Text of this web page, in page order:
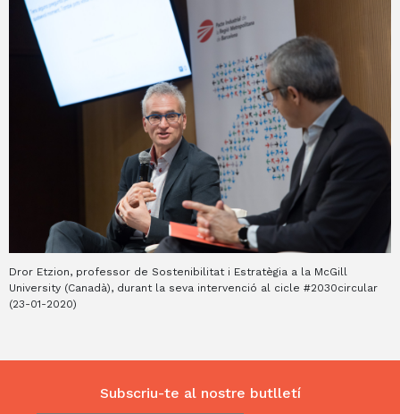
Dror Etzion, professor de Sostenibilitat i Estratègia a la McGill
University (Canadà), durant la seva intervenció al cicle #2030circular
(23-01-2020)
Subscriu-te al nostre butlletí